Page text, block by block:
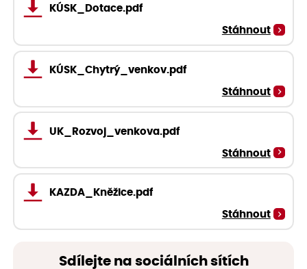
KÚSK_Dotace.pdf
Stáhnout
KÚSK_Chytrý_venkov.pdf
Stáhnout
UK_Rozvoj_venkova.pdf
Stáhnout
KAZDA_Kněžice.pdf
Stáhnout
Sdílejte na sociálních sítích